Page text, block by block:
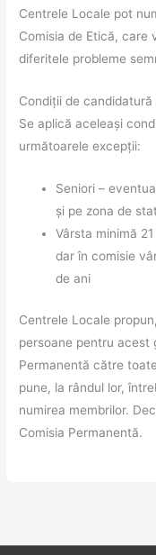
Centrele Locale pot
Comisia de Etică, care
diferitele probleme
Condiții de candidatură
Se aplică aceleași
următoarele excepții:
Seniori –
și pe zona de
Vârsta minimă
dar în comisie
de ani
Centrele Locale
persoane pentru acest
Permanentă către
pune, la rândul lor,
numirea membrilor.
Comisia Permanentă.